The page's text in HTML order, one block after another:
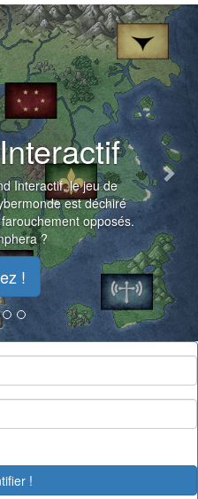
Interactif, le jeu de
est déchiré
opposés.
?
!